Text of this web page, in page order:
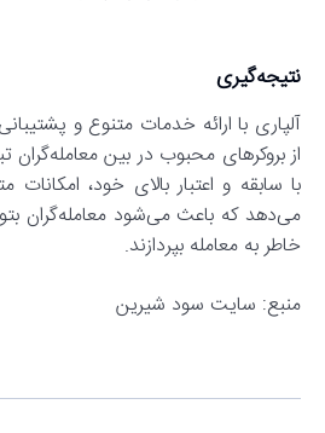
نتیجه‌گیری
آلپاری با ارائه خدمات متنوع و
از بروکرهای محبوب در بین
با سابقه و اعتبار بالای خود، امکانات
می‌دهد که باعث می‌شود معامله‌گران
خاطر به معامله بپردازند.
منبع: سایت سود شیرین